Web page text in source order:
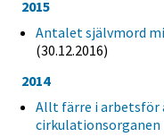
2015
Antalet självmord
(30.12.2016)
2014
Allt färre i arbetsför
cirkulationsorganen